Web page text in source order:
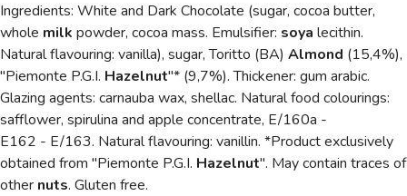
Ingredients: White and Dark Chocolate (sugar, cocoa butter,
whole milk powder, cocoa mass. Emulsifier: soya lecithin.
Natural flavouring: vanilla), sugar, Toritto (BA) Almond (15,4%),
"Piemonte P.G.I. Hazelnut"* (9,7%). Thickener: gum arabic.
Glazing agents: carnauba wax, shellac. Natural food colourings:
safflower, spirulina and apple concentrate, E/160a -
E162 - E/163. Natural flavouring: vanillin. *Product exclusively
obtained from "Piemonte P.G.I. Hazelnut". May contain traces of
other nuts. Gluten free.